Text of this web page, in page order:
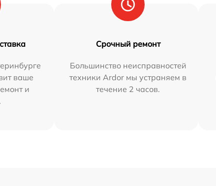
ваше
и
Срочный ремонт
Большинство неисправностей
техники Ardor мы устраняем в
течение 2 часов.